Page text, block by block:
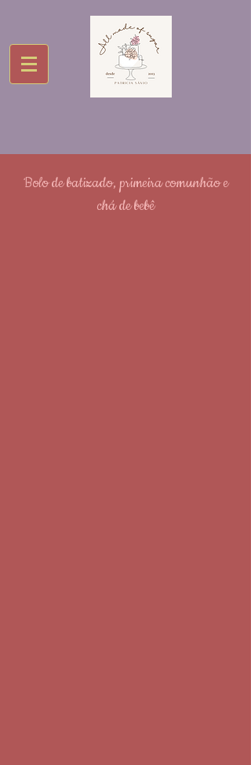
Bolo de batizado, primeira comunhão e
chá de bebê